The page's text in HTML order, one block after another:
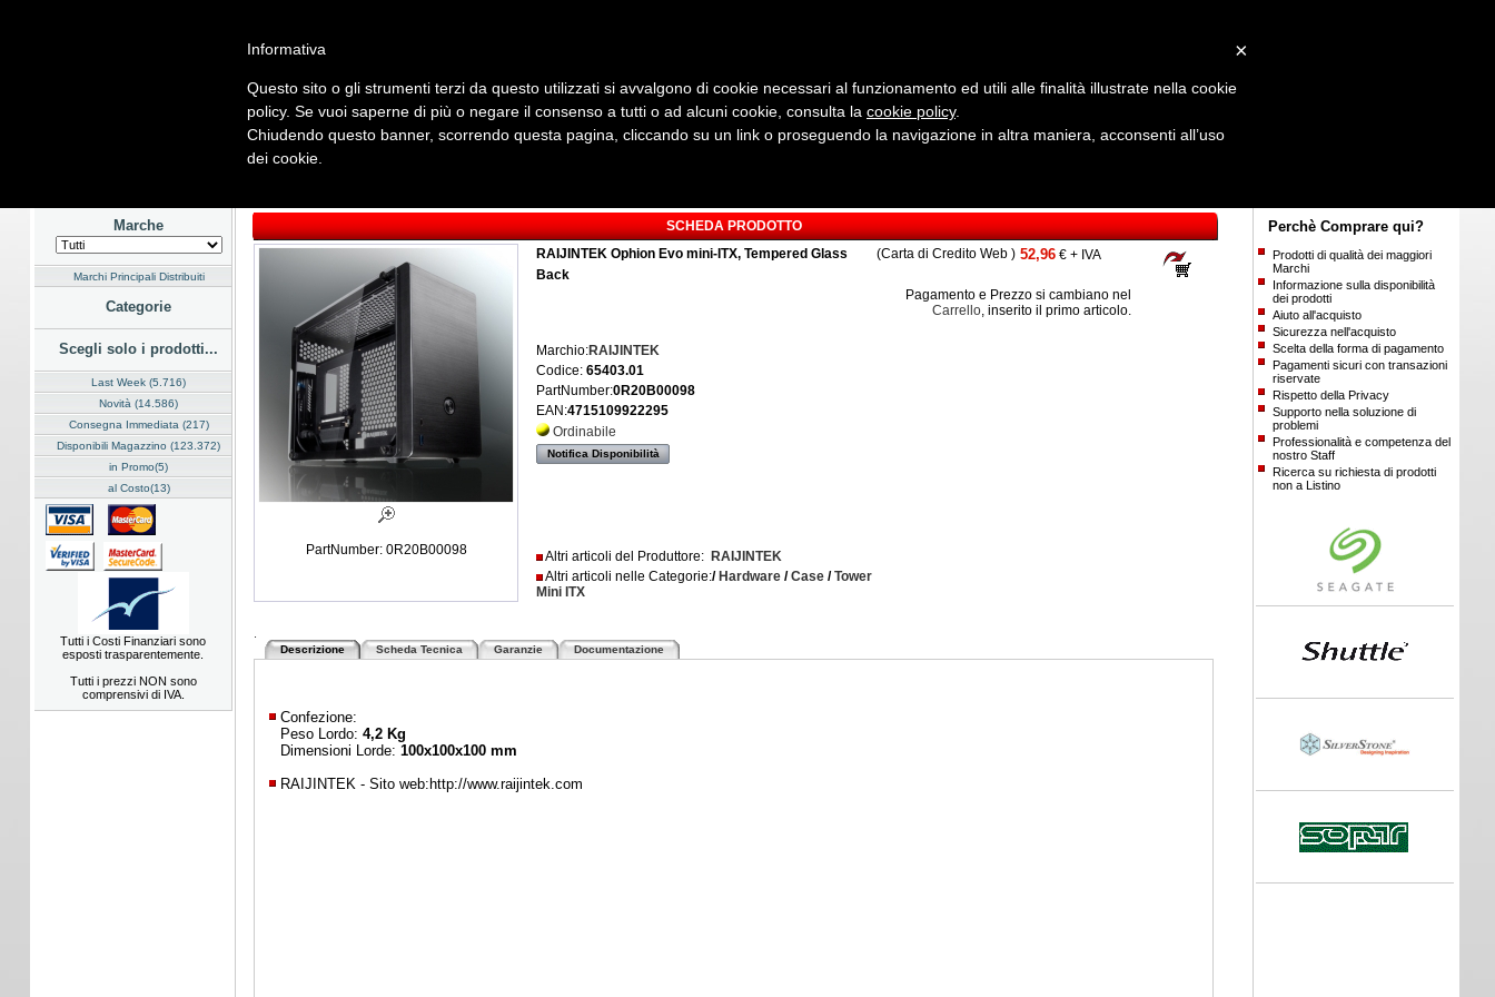
Dati Cliente Servizi Company
Cerca:
Fotografia Telefonia Audio Video Energia Sicurezza e Automazione Servizi
Robotica
Marche
Marchi Principali Distribuiti
Categorie
Scegli solo i prodotti...
Last Week (5.716)
Novità (14.586)
Consegna Immediata (217)
Disponibili Magazzino (123.372)
in Promo(5)
al Costo(13)
Tutti i Costi Finanziari sono
esposti trasparentemente.
Tutti i prezzi NON sono
comprensivi di IVA.
SCHEDA PRODOTTO
PartNumber: 0R20B00098
RAIJINTEK Ophion Evo mini-ITX, Tempered Glass (Carta di Credito Web ) 52,96 € + IVA
Back
Pagamento e Prezzo si cambiano nel
Carrello, inserito il primo articolo.
Marchio:RAIJINTEK
Codice: 65403.01
PartNumber:0R20B00098
EAN:4715109922295
Ordinabile
Notifica Disponibilità
Altri articoli del Produttore: RAIJINTEK
Altri articoli nelle Categorie:/ Hardware /Case /Tower
Mini ITX
Descrizione Scheda Tecnica Garanzie Documentazione
Confezione:
Peso Lordo: 4,2 Kg
Dimensioni Lorde: 100x100x100 mm
RAIJINTEK - Sito web: http://www.raijintek.com
Perchè Comprare qui?
Prodotti di qualità dei maggiori
Marchi
Informazione sulla disponibilità
dei prodotti
Aiuto all'acquisto
Sicurezza nell'acquisto
Scelta della forma di pagamento
Pagamenti sicuri con transazioni
riservate
Rispetto della Privacy
Supporto nella soluzione di
problemi
Professionalità e competenza del
nostro Staff
Ricerca su richiesta di prodotti
non a Listino
×
Informativa
Questo sito o gli strumenti terzi da questo utilizzati si avvalgono di cookie necessari al funzionamento ed utili alle finalità illustrate nella cookie
policy. Se vuoi saperne di più o negare il consenso a tutti o ad alcuni cookie, consulta la cookie policy.
Chiudendo questo banner, scorrendo questa pagina, cliccando su un link o proseguendo la navigazione in altra maniera, acconsenti all’uso
dei cookie.